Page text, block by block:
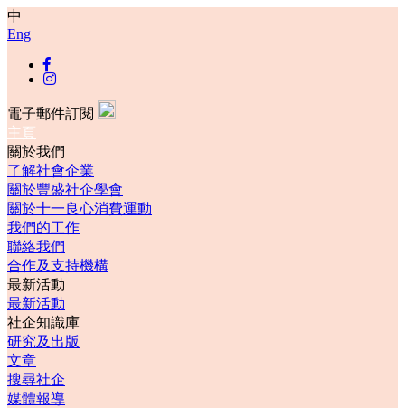
中
Eng
電子郵件訂閱
主頁
關於我們
了解社會企業
關於豐盛社企學會
關於十一良心消費運動
我們的工作
聯絡我們
合作及支持機構
最新活動
最新活動
社企知識庫
研究及出版
文章
搜尋社企
媒體報導